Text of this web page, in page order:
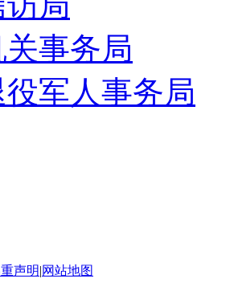
事务局
军人事务局
声明|网站地图